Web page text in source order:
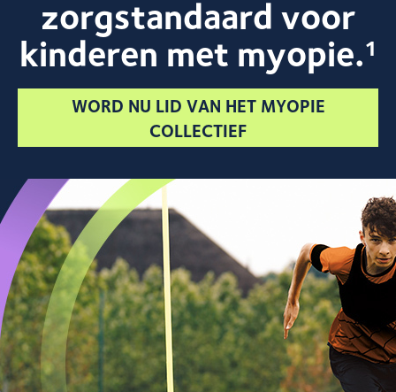
zorgstandaard voor
kinderen met myopie.1
WORD NU LID VAN HET MYOPIE
COLLECTIEF